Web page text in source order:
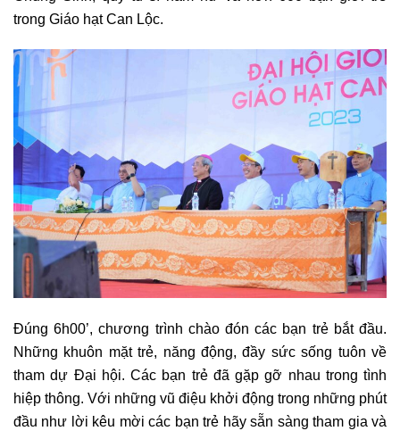
trong Giáo hạt Can Lộc.
Đúng 6h00’, chương trình chào đón các bạn trẻ bắt đầu.
Những khuôn mặt trẻ, năng động, đầy sức sống tuôn về
tham dự Đại hội. Các bạn trẻ đã gặp gỡ nhau trong tình
hiệp thông. Với những vũ điệu khởi động trong những phút
đầu như lời kêu mời các bạn trẻ hãy sẵn sàng tham gia và